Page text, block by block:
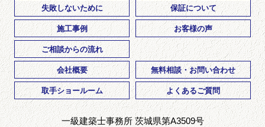
失敗しないために 保証について
施工事例 お客様の声
ご相談からの流れ
会社概要 無料相談・お問い合わせ
取手ショールーム よくあるご質問
一級建築士事務所 茨城県第A3509号